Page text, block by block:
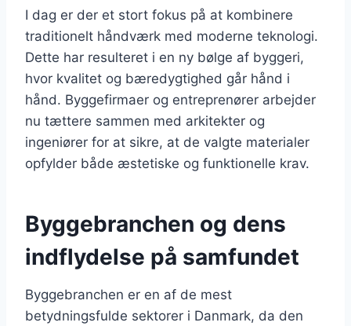
I dag er der et stort fokus på at kombinere
traditionelt håndværk med moderne teknologi.
Dette har resulteret i en ny bølge af byggeri,
hvor kvalitet og bæredygtighed går hånd i
hånd. Byggefirmaer og entreprenører arbejder
nu tættere sammen med arkitekter og
ingeniører for at sikre, at de valgte materialer
opfylder både æstetiske og funktionelle krav.
Byggebranchen og dens
indflydelse på samfundet
Byggebranchen er en af de mest
betydningsfulde sektorer i Danmark, da den